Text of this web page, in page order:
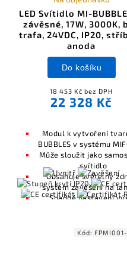
LED Svítidlo MI-
závěsné, 17W, 3000K,
trafa, 24VDC, IP20,
anoda
18 453 Kč bez DPH
22 328 Kč
Do košíku
Modul k vytvoření
BUBBLES v systému
Může sloužit jako
svítidlo
Obsahuje světelný
systém zavěšení na
Snadné nastavení
osvětlení včetně
Kód: